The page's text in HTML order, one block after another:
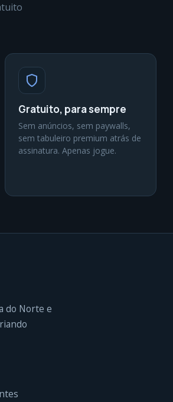
Gratuito, para sempre
Sem anúncios, sem paywalls,
sem tabuleiro premium atrás de
assinatura. Apenas jogue.
do Norte e